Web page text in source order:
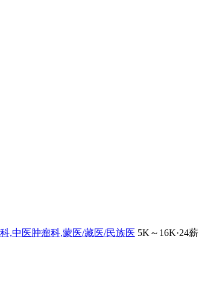
,中医肿瘤科,蒙医/藏医/民族医 5K～16K·24薪